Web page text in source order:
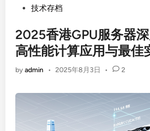
Posted技术存档
2025香港GPU服务器深
高性能计算应用与最佳
byadmin • 2025年8月3日 • 2